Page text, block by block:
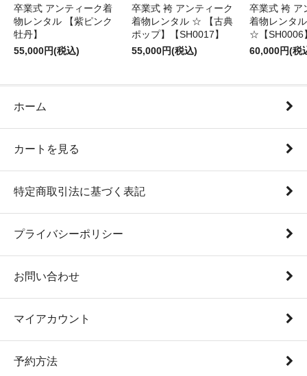
卒業式 アンティーク着
物レンタル 【紫ピンク
牡丹】
55,000円(税込)
卒業式 袴 アンティーク
着物レンタル ☆ 【古典
ポップ】【SH0017】
55,000円(税込)
卒業式 袴 ア
着物レンタル
☆【SH0006
60,000円(税
ホーム
カートを見る
特定商取引法に基づく表記
プライバシーポリシー
お問い合わせ
マイアカウント
予約方法